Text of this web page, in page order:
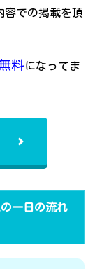
容での掲載を頂
料になってま
一日の流れ